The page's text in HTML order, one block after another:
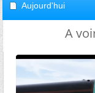
Aujourd'hui
A